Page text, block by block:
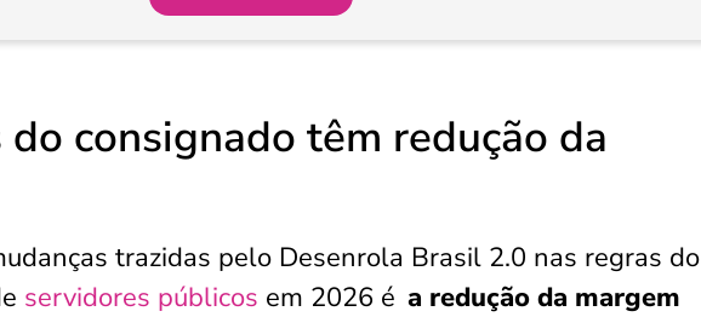
consignado têm redução da
trazidas pelo Desenrola Brasil 2.0 nas regras do
servidores públicos em 2026 é a redução da margem